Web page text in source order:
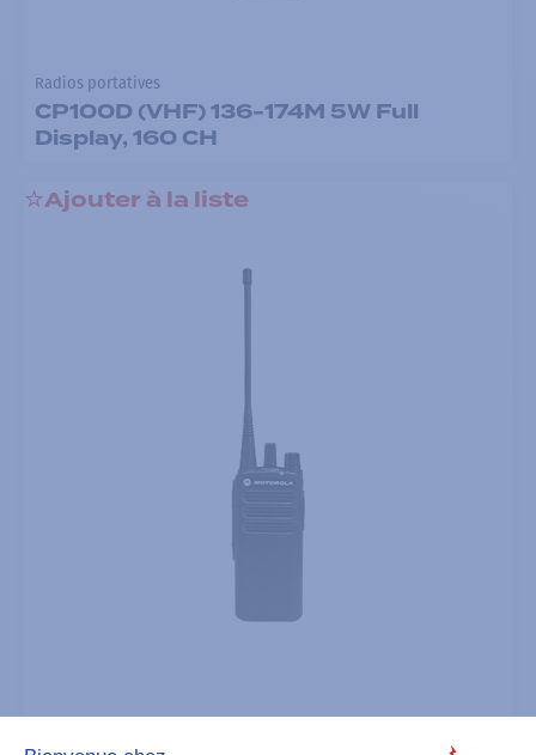
Radios portatives
CP100D (VHF) 136-174M 5W Full
Display, 160 CH
Ajouter à la liste